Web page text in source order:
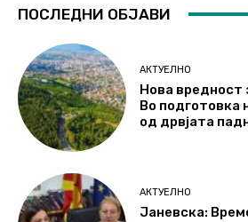
ПОСЛЕДНИ ОБЈАВИ
АКТУЕЛНО
Нова вредност
Во подготовка
од дрвјата
АКТУЕЛНО
Јаневска: